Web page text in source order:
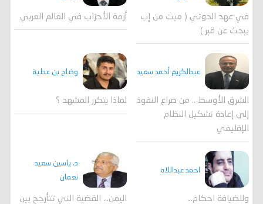
في عهد الحوثي ( ميت من إب
يبحث عن قبر )
أزمة الأحزاب في العالم العربي
عبدالكريم أحمد سعيد
الشرق الأوسط .. من صراع النفوذ
إلى إعادة تشكيل النظام
الإقليمي
وضاح بن عطية
لماذا يتكرر المشهد ؟
احمد عبداللاه
وللضيافة احكام…
د. ياسين سعيد
نعمان
اليمن… القضية التي تتأرجح بين